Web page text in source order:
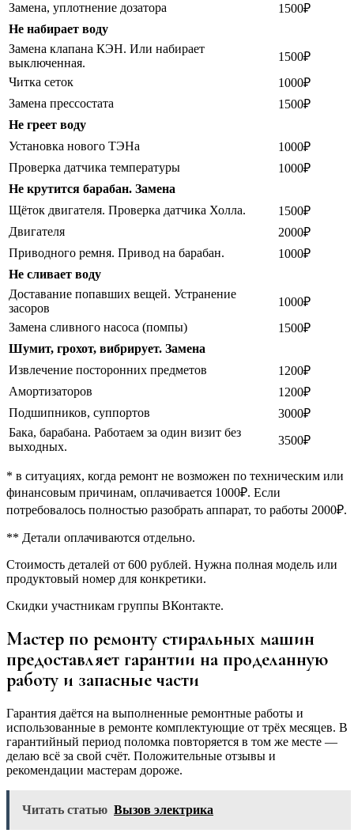
Замена, уплотнение дозатора
1500₽
Не набирает воду
Замена клапана КЭН. Или набирает
выключенная.
1500₽
Читка сеток
1000₽
Замена прессостата
1500₽
Не греет воду
Установка нового ТЭНа
1000₽
Проверка датчика температуры
1000₽
Не крутится барабан. Замена
Щёток двигателя. Проверка датчика Холла.
1500₽
Двигателя
2000₽
Приводного ремня. Привод на барабан.
1000₽
Не сливает воду
Доставание попавших вещей. Устранение
засоров
1000₽
Замена сливного насоса (помпы)
1500₽
Шумит, грохот, вибрирует. Замена
Извлечение посторонних предметов
1200₽
Амортизаторов
1200₽
Подшипников, суппортов
3000₽
Бака, барабана. Работаем за один визит без
выходных.
3500₽
* в ситуациях, когда ремонт не возможен по техническим или
финансовым причинам, оплачивается 1000₽. Если
потребовалось полностью разобрать аппарат, то работы 2000₽.
** Детали оплачиваются отдельно.
Стоимость деталей от 600 рублей. Нужна полная модель или
продуктовый номер для конкретики.
Скидки участникам группы ВКонтакте.
Мастер по ремонту стиральных машин
предоставляет гарантии на проделанную
работу и запасные части
Гарантия даётся на выполненные ремонтные работы и
использованные в ремонте комплектующие от трёх месяцев. В
гарантийный период поломка повторяется в том же месте —
делаю всё за свой счёт. Положительные отзывы и
рекомендации мастерам дороже.
Читать статью Вызов электрика